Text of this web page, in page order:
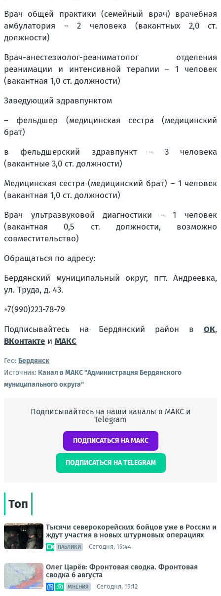
Врач общей практики (семейный врач) врачебная
амбулатория – 2 человека (вакантных 2,0 ст.
должности)
Врач-анестезиолог-реаниматолог отделения
реанимации и интенсивной терапии – 1 человек
(вакантная 1,0 ст. должности)
Заведующий здравпунктом
– фельдшер (медицинская сестра (медицинский
брат)
в фельдшерский здравпункт – 3 человека
(вакантные 3,0 ст. должности)
Медицинская сестра (медицинский брат) – 1 человек
(вакантная 1,0 ст. должности)
Врач ультразвуковой диагностики – 1 человек
(вакантная 0,5 ст. должности, возможно
совместительство)
Обращаться по адресу:
Бердянский муниципальный округ, пгт. Андреевка,
ул. Труда, д. 43.
+7(990)223-78-79
Подписывайтесь на Бердянский район в ОК,
ВКонтакте и МАКС
Гео: Бердянск
Источник: Канал в МАКС "Администрация Бердянского
муниципального округа"
Подписывайтесь на наши каналы в МАКС и
Telegram
ПОДПИСАТЬСЯ НА МАКС
ПОДПИСАТЬСЯ НА TELEGRAM
Топ
Тысячи северокорейских бойцов уже в России и
ждут участия в новых штурмовых операциях
ПАБЛИКИ Сегодня, 19:44
Олег Царёв: Фронтовая сводка. Фронтовая
сводка 6 августа
МНЕНИЯ Сегодня, 19:12